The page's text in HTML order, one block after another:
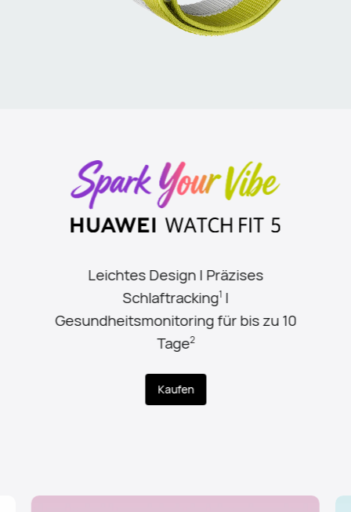
Leichtes Design | Präzises
Schlaftracking1|
Gesundheitsmonitoring für bis zu 10
Tage2
Kaufen